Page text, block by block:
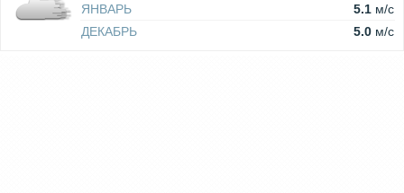
ЯНВАРЬ
5.1 м/c
ДЕКАБРЬ
5.0 м/c